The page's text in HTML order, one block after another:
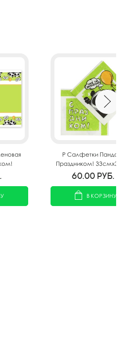
P Салфетки Панда
Праздником!
12шт
60.00 руб.
В КОРЗИНУ